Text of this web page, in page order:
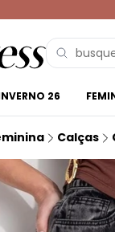
26
Calças